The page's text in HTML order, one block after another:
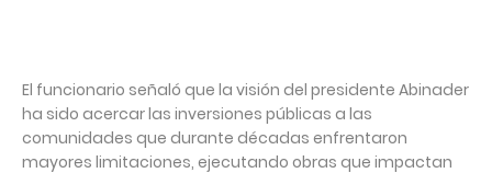
El funcionario señaló que la visión del presidente Abinader
ha sido acercar las inversiones públicas a las
comunidades que durante décadas enfrentaron
mayores limitaciones, ejecutando obras que impactan